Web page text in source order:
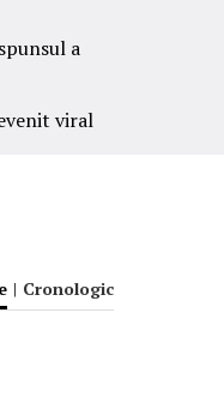
a
viral
| Cronologic